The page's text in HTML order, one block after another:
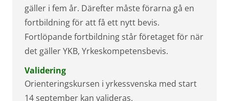
gäller i fem år. Därefter måste förarna gå en
fortbildning för att få ett nytt bevis.
Fortlöpande fortbildning står företaget för när
det gäller YKB, Yrkeskompetensbevis.
Validering
Orienteringskursen i yrkessvenska med start
14 september kan valideras.